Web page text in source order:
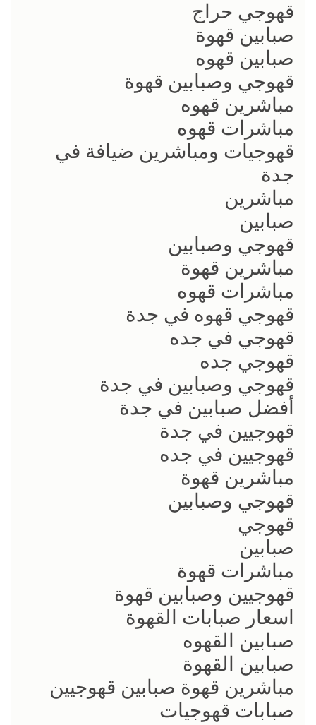
قهوجي حراج
صبابين قهوة
صبابين قهوه
قهوجي وصبابين قهوة
مباشرين قهوه
مباشرات قهوه
قهوجيات ومباشرين ضيافة في
جدة
مباشرين
صبابين
قهوجي وصبابين
مباشرين قهوة
مباشرات قهوه
قهوجي قهوه في جدة
قهوجي في جده
قهوجي جده
قهوجي وصبابين في جدة
أفضل صبابين في جدة
قهوجيين في جدة
قهوجيين في جده
مباشرين قهوة
قهوجي وصبابين
قهوجي
صبابين
مباشرات قهوة
قهوجيين وصبابين قهوة
اسعار صبابات القهوة
صبابين القهوه
صبابين القهوة
مباشرين قهوة صبابين قهوجيين
صبابات قهوجيات